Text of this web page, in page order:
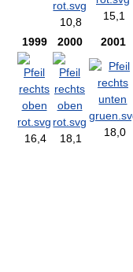
10,8 15,1
1999
2000 2001
16,4 18,1 18,0